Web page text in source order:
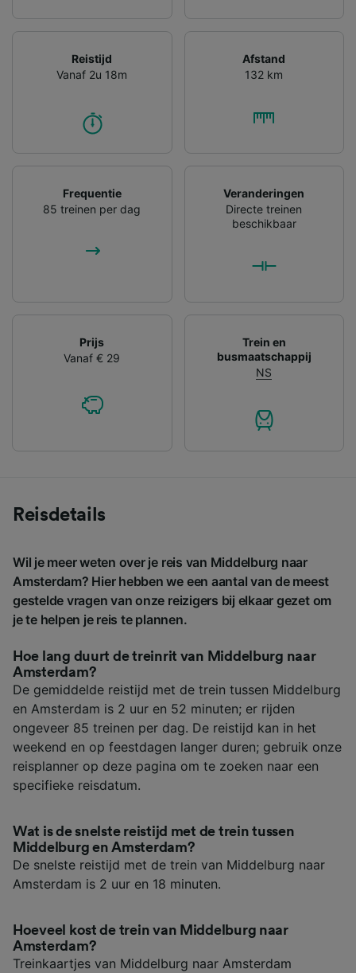
Reistijd
Vanaf 2u 18m
Afstand
132 km
Frequentie
85 treinen per dag
Veranderingen
Directe treinen
beschikbaar
Prijs
Vanaf € 29
Trein en
busmaatschappij
NS
Reisdetails
Wil je meer weten over je reis van Middelburg naar
Amsterdam? Hier hebben we een aantal van de meest
gestelde vragen van onze reizigers bij elkaar gezet om
je te helpen je reis te plannen.
Hoe lang duurt de treinrit van Middelburg naar
Amsterdam?
De gemiddelde reistijd met de trein tussen Middelburg
en Amsterdam is 2 uur en 52 minuten; er rijden
ongeveer 85 treinen per dag. De reistijd kan in het
weekend en op feestdagen langer duren; gebruik onze
reisplanner op deze pagina om te zoeken naar een
specifieke reisdatum.
Wat is de snelste reistijd met de trein tussen
Middelburg en Amsterdam?
De snelste reistijd met de trein van Middelburg naar
Amsterdam is 2 uur en 18 minuten.
Hoeveel kost de trein van Middelburg naar
Amsterdam?
Treinkaartjes van Middelburg naar Amsterdam